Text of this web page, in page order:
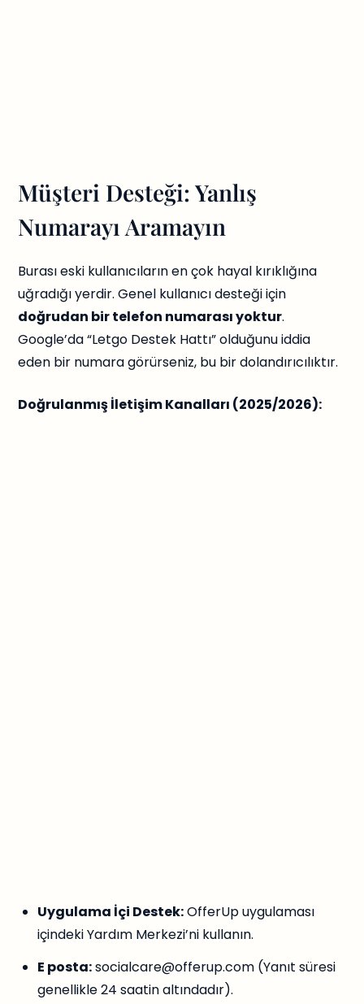
Müşteri Desteği: Yanlış
Numarayı Aramayın
Burası eski kullanıcıların en çok hayal kırıklığına
uğradığı yerdir. Genel kullanıcı desteği için
doğrudan bir telefon numarası yoktur.
Google’da “Letgo Destek Hattı” olduğunu iddia
eden bir numara görürseniz, bu bir dolandırıcılıktır.
Doğrulanmış İletişim Kanalları (2025/2026):
Uygulama İçi Destek:OfferUp uygulaması
içindeki Yardım Merkezi’ni kullanın.
E posta:socialcare@offerup.com (Yanıt süresi
genellikle 24 saatin altındadır).